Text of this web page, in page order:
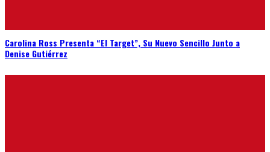
Carolina Ross Presenta “El Target”, Su Nuevo Sencillo Junto a
Denise Gutiérrez